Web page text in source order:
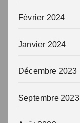
Février 2024
Janvier 2024
Décembre 2023
Septembre 2023